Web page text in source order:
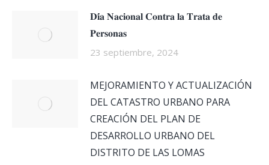
𝐃𝐢́𝐚 𝐍𝐚𝐜𝐢𝐨𝐧𝐚𝐥 𝐂𝐨𝐧𝐭𝐫𝐚 𝐥𝐚 𝐓𝐫𝐚𝐭𝐚 𝐝𝐞
𝐏𝐞𝐫𝐬𝐨𝐧𝐚𝐬
23 septiembre, 2024
MEJORAMIENTO Y ACTUALIZACIÓN
DEL CATASTRO URBANO PARA
CREACIÓN DEL PLAN DE
DESARROLLO URBANO DEL
DISTRITO DE LAS LOMAS